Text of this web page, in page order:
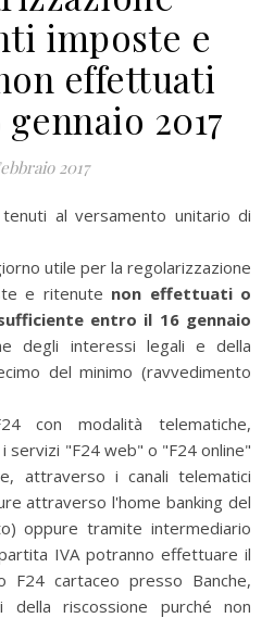
imposte e
effettuati
2017
2017
tenuti al versamento unitario di
utile per la regolarizzazione
e ritenute non effettuati o
entro il 16 gennaio
degli interessi legali e della
del minimo (ravvedimento
con modalità telematiche,
servizi "F24 web" o "F24 online"
attraverso i canali telematici
attraverso l'home banking del
oppure tramite intermediario
IVA potranno effettuare il
F24 cartaceo presso Banche,
riscossione purché non